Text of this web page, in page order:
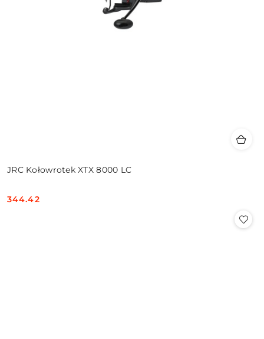
JRC Kołowrotek XTX 8000 LC
Cena:
344.42